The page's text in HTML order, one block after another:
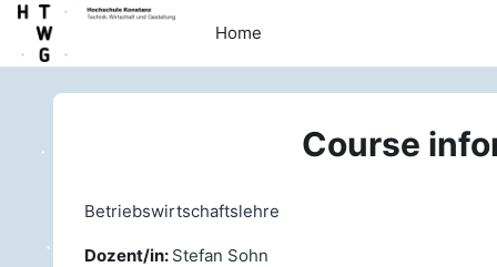
Skip to main content
Home
Course
Betriebswirtschaftslehre
Dozent/in: Stefan Sohn